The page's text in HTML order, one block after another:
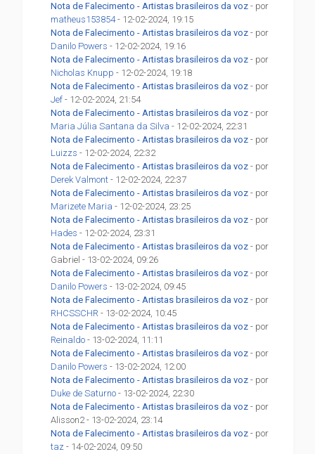
Nota de Falecimento - Artistas brasileiros da voz - por
matheus153854- 12-02-2024, 19:15
Nota de Falecimento - Artistas brasileiros da voz - por
Danilo Powers - 12-02-2024, 19:16
Nota de Falecimento - Artistas brasileiros da voz - por
Nicholas Knupp - 12-02-2024, 19:18
Nota de Falecimento - Artistas brasileiros da voz - por
Jef - 12-02-2024, 21:54
Nota de Falecimento - Artistas brasileiros da voz - por
Maria Júlia Santana da Silva - 12-02-2024, 22:31
Nota de Falecimento - Artistas brasileiros da voz - por
Luizzs - 12-02-2024, 22:32
Nota de Falecimento - Artistas brasileiros da voz - por
Derek Valmont - 12-02-2024, 22:37
Nota de Falecimento - Artistas brasileiros da voz - por
Marizete Maria - 12-02-2024, 23:25
Nota de Falecimento - Artistas brasileiros da voz - por
Hades - 12-02-2024, 23:31
Nota de Falecimento - Artistas brasileiros da voz - por
Gabriel - 13-02-2024, 09:26
Nota de Falecimento - Artistas brasileiros da voz - por
Danilo Powers - 13-02-2024, 09:45
Nota de Falecimento - Artistas brasileiros da voz - por
RHCSSCHR - 13-02-2024, 10:45
Nota de Falecimento - Artistas brasileiros da voz - por
Reinaldo - 13-02-2024, 11:11
Nota de Falecimento - Artistas brasileiros da voz - por
Danilo Powers - 13-02-2024, 12:00
Nota de Falecimento - Artistas brasileiros da voz - por
Duke de Saturno - 13-02-2024, 22:30
Nota de Falecimento - Artistas brasileiros da voz - por
Alisson2 - 13-02-2024, 23:14
Nota de Falecimento - Artistas brasileiros da voz - por
taz - 14-02-2024, 09:50